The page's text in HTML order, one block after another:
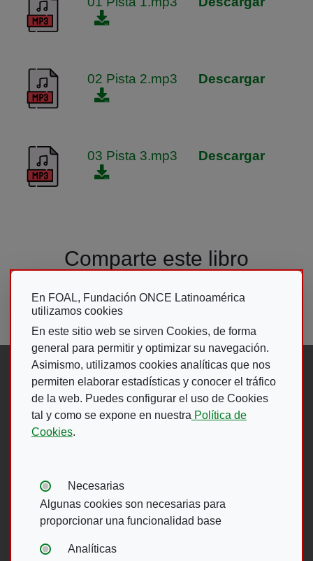
En FOAL, Fundación ONCE Latinoamérica
utilizamos cookies
En este sitio web se sirven Cookies, de forma
general para permitir y optimizar su navegación.
Asimismo, utilizamos cookies analíticas que nos
permiten elaborar estadísticas y conocer el tráfico
de la web. Puedes configurar el uso de Cookies
tal y como se expone en nuestra Política de
Cookies.
Tipos de cookies:
Necesarias
Algunas cookies son necesarias para
proporcionar una funcionalidad base
Analíticas
02 Pista 2.mp3 Descargar
03 Pista 3.mp3 Descargar
Comparte este libro
Síguenos en:
Abre en ventana nueva. Ir a
Abre en ventana nueva. Ir
(Abre en nueva ventana)
Abre en ventana
(Abre en nueva
Abre en ventana
(Abre en nueva
Menú del pie